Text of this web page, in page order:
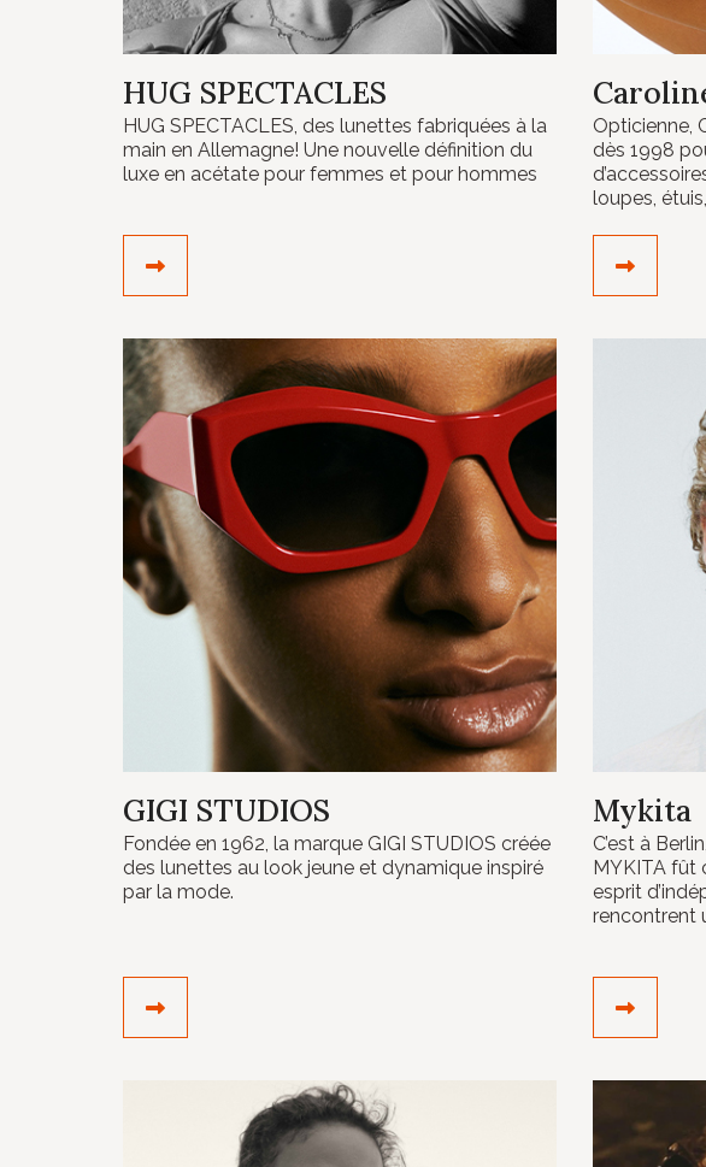
HUG SPECTACLES
HUG SPECTACLES, des lunettes fabriquées à la
main en Allemagne! Une nouvelle définition du
luxe en acétate pour femmes et pour hommes
Opticienne,
dès 1998
loupes,
GIGI STUDIOS
Fondée en 1962, la marque GIGI STUDIOS créée
des lunettes au look jeune et dynamique inspiré
par la mode.
Mykita
C’est à
MYKITA fût
esprit
rencontrent